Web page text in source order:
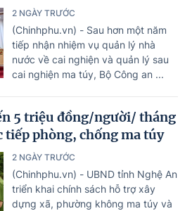
2 NGÀY TRƯỚC
(Chinhphu.vn) - Sau hơn một năm
tiếp nhận nhiệm vụ quản lý nhà
nước về cai nghiện và quản lý sau
cai nghiện ma túy, Bộ Công an ...
5 triệu đồng/người/ tháng
tiếp phòng, chống ma túy
2 NGÀY TRƯỚC
(Chinhphu.vn) - UBND tỉnh Nghệ An
triển khai chính sách hỗ trợ xây
dựng xã, phường không ma túy và